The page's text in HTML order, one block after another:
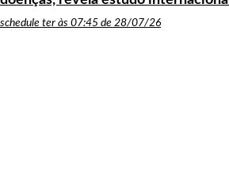
schedule ter às 07:45 de 28/07/26